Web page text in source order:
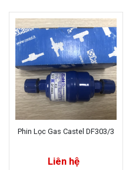
Phin Lọc Gas Castel DF303/3
Liên hệ